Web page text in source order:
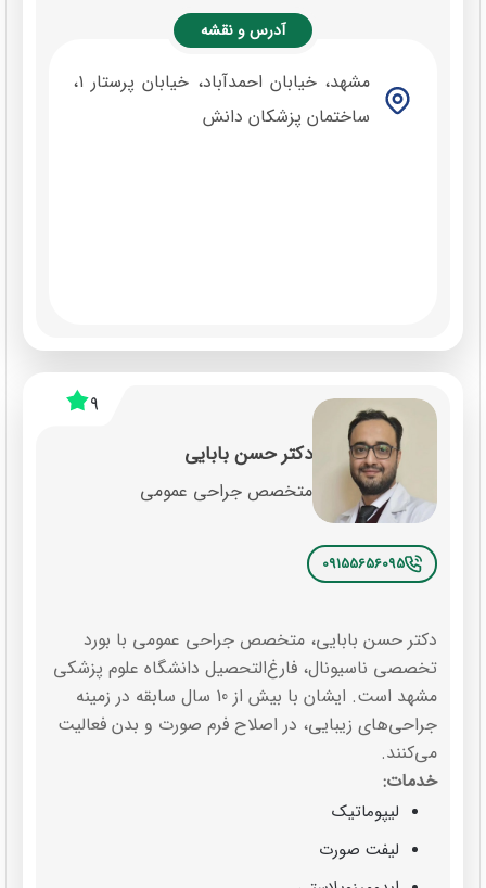
آدرس و نقشه
مشهد، خیابان احمدآباد، خیابان پرستار ۱،
ساختمان پزشکان دانش
9
دکتر حسن بابایی
متخصص جراحی عمومی
09155656095
دکتر حسن بابایی، متخصص جراحی عمومی با بورد
تخصصی ناسیونال، فارغ‌التحصیل دانشگاه علوم پزشکی
مشهد است. ایشان با بیش از 10 سال سابقه در زمینه
جراحی‌های زیبایی، در اصلاح فرم صورت و بدن فعالیت
می‌کنند.
خدمات:
لیپوماتیک
لیفت صورت